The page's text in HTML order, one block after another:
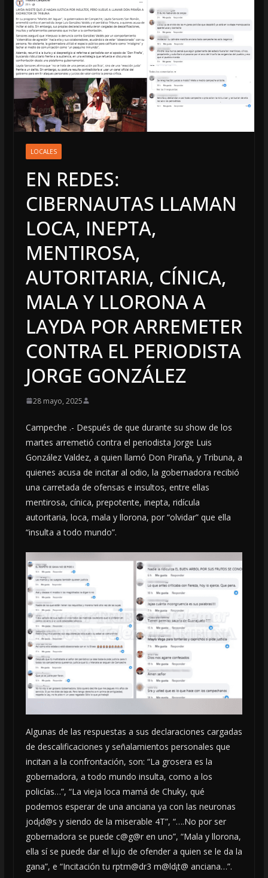
LOCALES
EN REDES:
CIBERNAUTAS LLAMAN
LOCA, INEPTA,
MENTIROSA,
AUTORITARIA, CÍNICA,
MALA Y LLORONA A
LAYDA POR ARREMETER
CONTRA EL PERIODISTA
JORGE GONZÁLEZ
28 mayo, 2025
Campeche .- Después de que durante su show de los
martes arremetió contra el periodista Jorge Luis
González Valdez, a quien llamó Don Piraña, y Tribuna, a
quienes acusa de incitar al odio, la gobernadora recibió
una carretada de ofensas e insultos, entre ellas
mentirosa, cínica, prepotente, inepta, ridícula
autoritaria, loca, mala y llorona, por “olvidar” que ella
“insulta a todo mundo”.
Algunas de las respuestas a sus declaraciones cargadas
de descalificaciones y señalamientos personales que
incitan a la confrontación, son: “La grosera es la
gobernadora, a todo mundo insulta, como a los
policías…”, “La vieja loca mamá de Chuky, qué
podemos esperar de una anciana ya con las neuronas
jod¡d@s y siendo de la miserable 4T”, “….No por ser
gobernadora se puede c@g@r en uno”, “Mala y llorona,
ella sí se puede dar el lujo de ofender a quien se le da la
gana”, e “Incitación tu rptm@dr3 m@ld¡t@ anciana…”.